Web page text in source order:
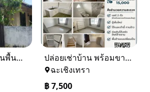
ขายบ้านเดียว 1 ชั้นพื้นที่ 102 ตรว บางละมุง ชลบุรี
ปล่อยเช่าบ้าน พร้อมขาย หมู่บ้านเจทาว ตำบลแสนภูดาษ
ฉะเชิงเทรา
฿7,500